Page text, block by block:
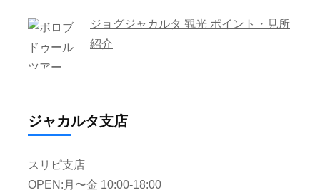
ジョグジャカルタ 観光 ポイント・見所
紹介
ジャカルタ支店
スリピ支店
OPEN:月〜金 10:00-18:00